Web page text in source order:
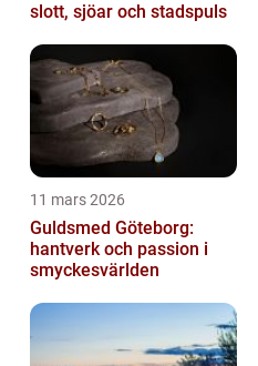
slott, sjöar och stadspuls
11 mars 2026
Guldsmed Göteborg:
hantverk och passion i
smyckesvärlden